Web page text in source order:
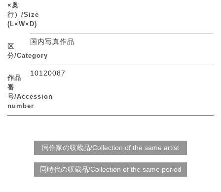
×奥
行）/Size
(L×W×D)
区
分/Category
国内写真作品
作品
番
号/Accession
number
10120087